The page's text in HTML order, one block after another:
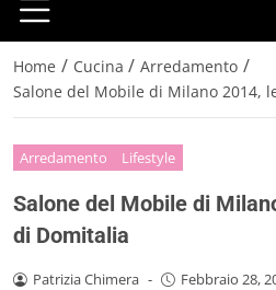
Home / Cucina / Arredamento /
Salone del Mobile di Milano 2014,
Arredamento Lifestyle
Salone del Mobile di
di Domitalia
Patrizia Chimera - Febbraio 28,